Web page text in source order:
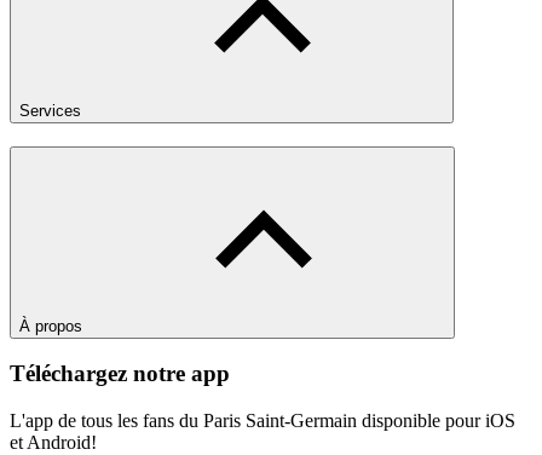
Services
À propos
Téléchargez notre app
L'app de tous les fans du Paris Saint-Germain disponible pour iOS
et Android!